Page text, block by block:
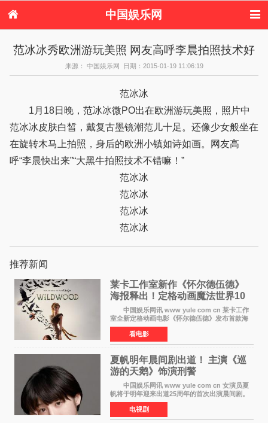
中国娱乐网
电视剧
演唱会 综艺节目
偶像活动
范冰冰秀欧洲游玩美照 网友高呼李晨拍照技术好
来源： 中国娱乐网 日期：2015-01-19 11:06:19
范冰冰
1月18日晚，范冰冰微PO出在欧洲游玩美照，照片中
范冰冰皮肤白皙，戴复古墨镜潮范儿十足。还像少女般坐在
在旋转木马上拍照，身后的欧洲小镇如诗如画。网友高
呼“李晨快出来”“大黑牛拍照技术不错嘛！”
范冰冰
范冰冰
范冰冰
范冰冰
推荐新闻
莱卡工作室新作《怀尔德伍德》
海报释出！定格动画魔法世界10
月开启
中国娱乐网讯 www yule com cn 莱卡工作
室全新定格动画电影《怀尔德伍德》发布首款海
报，女孩为找回弟弟走入黑暗、宏大的林中魔法
世界，一场关于勇气与亲情的奇幻冒险即将展
开。 本片由特
看电影
夏帆明年晨间剧出道！ 主演《巡
游的天鹅》饰演刑警
中国娱乐网讯 www yule com cn 女演员夏
帆将于明年迎来出道25周年的首次出演晨间剧。
NHK于8月4日宣布她将出演明年（2027年度）上
半期的晨间剧《巡游的天鹅》，饰演与女主角森
田望智饰演的生
电视剧